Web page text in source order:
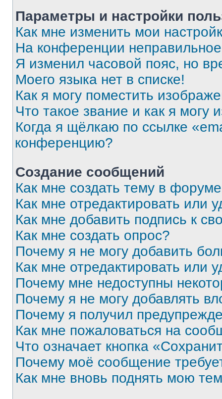
Параметры и настройки
Как мне изменить мои
На конференции
Я изменил часовой пояс, но
Моего языка нет в списке!
Как я могу поместить
Что такое звание и как я могу
Когда я щёлкаю по ссылке
конференцию?
Создание сообщений
Как мне создать тему в
Как мне отредактировать или
Как мне добавить подпись к
Как мне создать опрос?
Почему я не могу добавить
Как мне отредактировать или
Почему мне недоступны
Почему я не могу добавлять
Почему я получил
Как мне пожаловаться на
Что означает кнопка
Почему моё сообщение
Как мне вновь поднять мою